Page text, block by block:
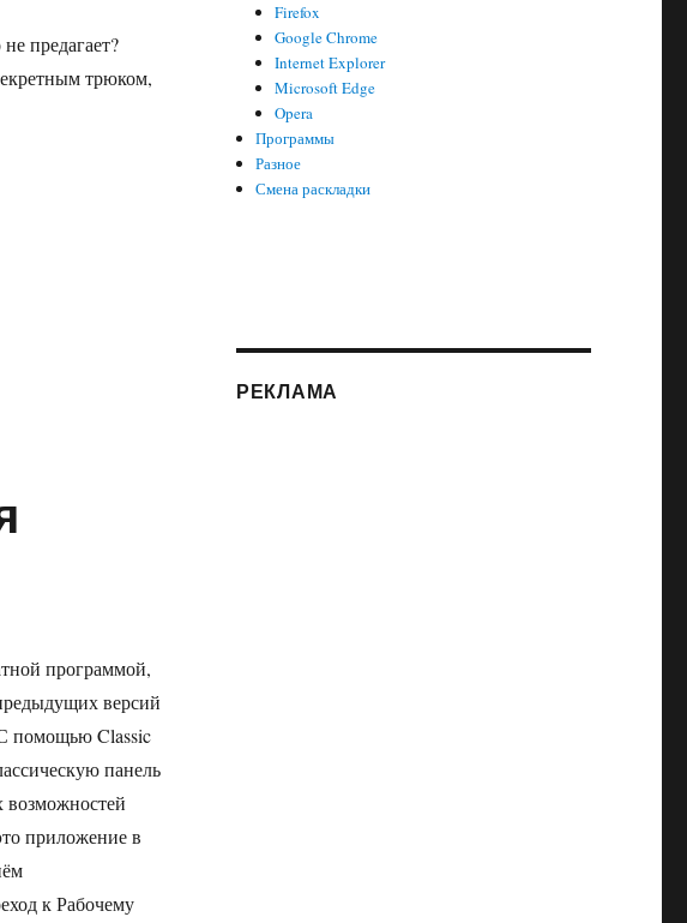
предагает?
трюком,
8.1, даже если она вам этого не предлагает!»
программой,
версий
помощью Classic
панель
возможностей
приложение в
к Рабочему
Firefox
Google Chrome
Internet Explorer
Microsoft Edge
Opera
Программы
Разное
Смена раскладки
РЕКЛАМА